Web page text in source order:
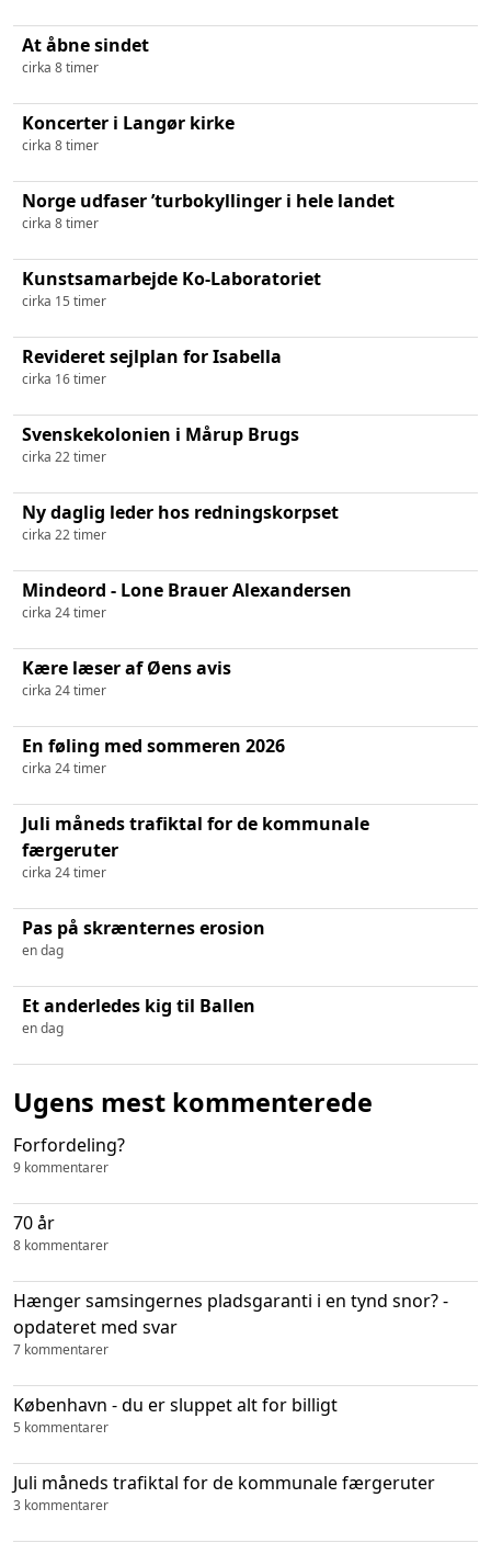
At åbne sindet
cirka 8 timer
Koncerter i Langør kirke
cirka 8 timer
Norge udfaser ’turbokyllinger i hele landet
cirka 8 timer
Kunstsamarbejde Ko-Laboratoriet
cirka 15 timer
Revideret sejlplan for Isabella
cirka 16 timer
Svenskekolonien i Mårup Brugs
cirka 22 timer
Ny daglig leder hos redningskorpset
cirka 22 timer
Mindeord - Lone Brauer Alexandersen
cirka 24 timer
Kære læser af Øens avis
cirka 24 timer
En føling med sommeren 2026
cirka 24 timer
Juli måneds trafiktal for de kommunale
færgeruter
cirka 24 timer
Pas på skrænternes erosion
en dag
Et anderledes kig til Ballen
en dag
Ugens mest kommenterede
Forfordeling?
9 kommentarer
70 år
8 kommentarer
Hænger samsingernes pladsgaranti i en tynd snor? -
opdateret med svar
7 kommentarer
København - du er sluppet alt for billigt
5 kommentarer
Juli måneds trafiktal for de kommunale færgeruter
3 kommentarer